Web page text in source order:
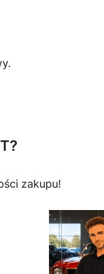
zakupu!